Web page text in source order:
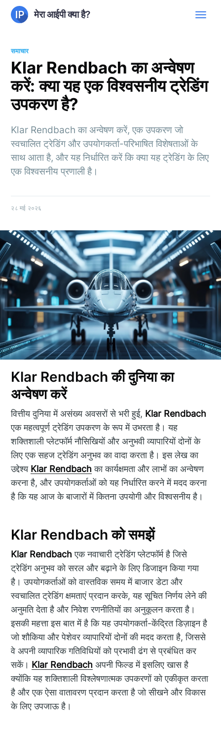
मेरा आईपी क्या है?
समाचार
Klar Rendbach का अन्वेषण
करें: क्या यह एक विश्वसनीय ट्रेडिंग
उपकरण है?
Klar Rendbach का अन्वेषण करें, एक उपकरण जो
स्वचालित ट्रेडिंग और उपयोगकर्ता-परिभाषित विशेषताओं के
साथ आता है, और यह निर्धारित करें कि क्या यह ट्रेडिंग के लिए
एक विश्वसनीय प्रणाली है।
२८ मई २०२६
Klar Rendbach की दुनिया का
अन्वेषण करें
वित्तीय दुनिया में असंख्य अवसरों से भरी हुई, Klar Rendbach
एक महत्वपूर्ण ट्रेडिंग उपकरण के रूप में उभरता है। यह
शक्तिशाली प्लेटफॉर्म नौसिखियों और अनुभवी व्यापारियों दोनों के
लिए एक सहज ट्रेडिंग अनुभव का वादा करता है। इस लेख का
उद्देश्य Klar Rendbach का कार्यक्षमता और लाभों का अन्वेषण
करना है, और उपयोगकर्ताओं को यह निर्धारित करने में मदद करना
है कि यह आज के बाजारों में कितना उपयोगी और विश्वसनीय है।
Klar Rendbach को समझें
Klar Rendbach एक नवाचारी ट्रेडिंग प्लेटफॉर्म है जिसे
ट्रेडिंग अनुभव को सरल और बढ़ाने के लिए डिजाइन किया गया
है। उपयोगकर्ताओं को वास्तविक समय में बाजार डेटा और
स्वचालित ट्रेडिंग क्षमताएं प्रदान करके, यह सूचित निर्णय लेने की
अनुमति देता है और निवेश रणनीतियों का अनुकूलन करता है।
इसकी महत्ता इस बात में है कि यह उपयोगकर्ता-केंद्रित डिज़ाइन है
जो शौकिया और पेशेवर व्यापारियों दोनों की मदद करता है, जिससे
वे अपनी व्यापारिक गतिविधियों को प्रभावी ढंग से प्रबंधित कर
सकें। Klar Rendbach अपनी फिल्ड में इसलिए खास है
क्योंकि यह शक्तिशाली विश्लेषणात्मक उपकरणों को एकीकृत करता
है और एक ऐसा वातावरण प्रदान करता है जो सीखने और विकास
के लिए उपजाऊ है।